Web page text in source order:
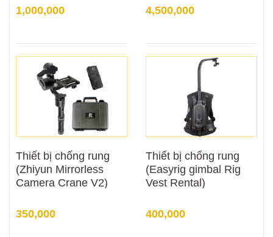
1,000,000 4,500,000
Thiết bị chống rung
(Zhiyun Mirrorless
Camera Crane V2)
350,000
Thiết bị chống rung
(Easyrig gimbal Rig
Vest Rental)
400,000